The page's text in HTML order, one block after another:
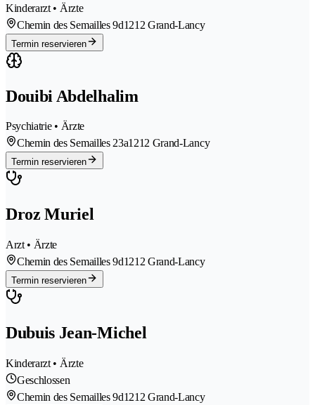
Kinderarzt • Ärzte
Chemin des Semailles 9d1212 Grand-Lancy
Termin reservieren
Douibi Abdelhalim
Psychiatrie • Ärzte
Chemin des Semailles 23a1212 Grand-Lancy
Termin reservieren
Droz Muriel
Arzt • Ärzte
Chemin des Semailles 9d1212 Grand-Lancy
Termin reservieren
Dubuis Jean-Michel
Kinderarzt • Ärzte
Geschlossen
Chemin des Semailles 9d1212 Grand-Lancy